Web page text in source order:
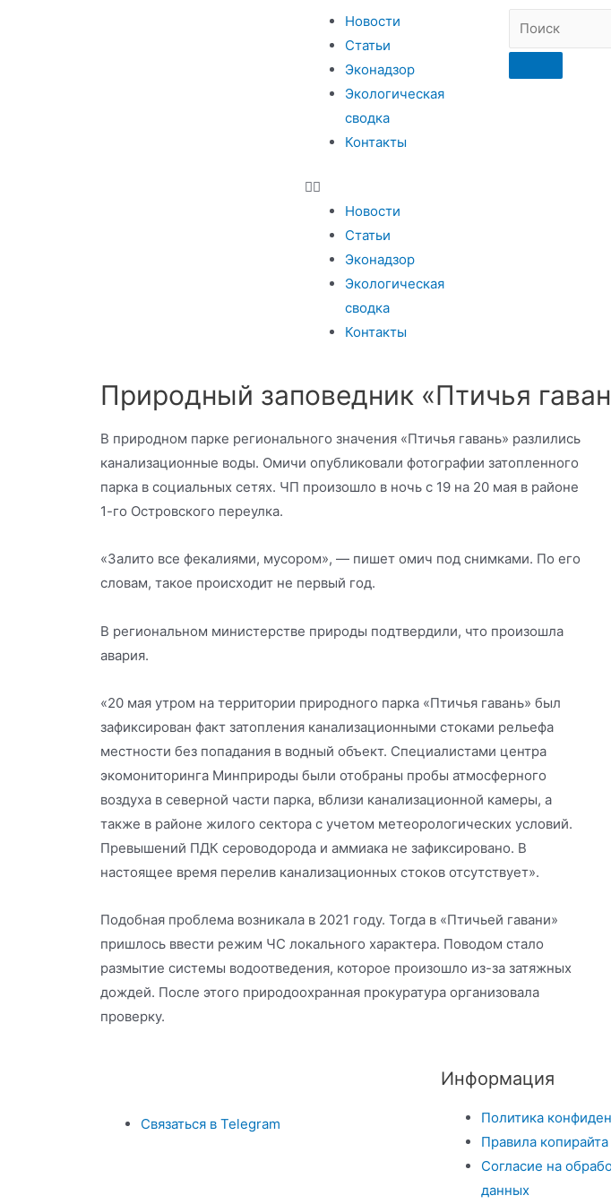
Новости
Статьи
Эконадзор
Экологическая
сводка
Контакты
Новости
Статьи
Эконадзор
Экологическая
сводка
Контакты
Природный заповедник «Птичья
В природном парке регионального значения «Птичья гавань» разлились
канализационные воды. Омичи опубликовали фотографии затопленного
парка в социальных сетях. ЧП произошло в ночь с 19 на 20 мая в районе
1-го Островского переулка.
«Залито все фекалиями, мусором», — пишет омич под снимками. По его
словам, такое происходит не первый год.
В региональном министерстве природы подтвердили, что произошла
авария.
«20 мая утром на территории природного парка «Птичья гавань» был
зафиксирован факт затопления канализационными стоками рельефа
местности без попадания в водный объект. Специалистами центра
экомониторинга Минприроды были отобраны пробы атмосферного
воздуха в северной части парка, вблизи канализационной камеры, а
также в районе жилого сектора с учетом метеорологических условий.
Превышений ПДК сероводорода и аммиака не зафиксировано. В
настоящее время перелив канализационных стоков отсутствует».
Подобная проблема возникала в 2021 году. Тогда в «Птичьей гавани»
пришлось ввести режим ЧС локального характера. Поводом стало
размытие системы водоотведения, которое произошло из-за затяжных
дождей. После этого природоохранная прокуратура организовала
проверку.
Связаться в Telegram
Информация
Политика
Правила копирайта
Согласие на
данных